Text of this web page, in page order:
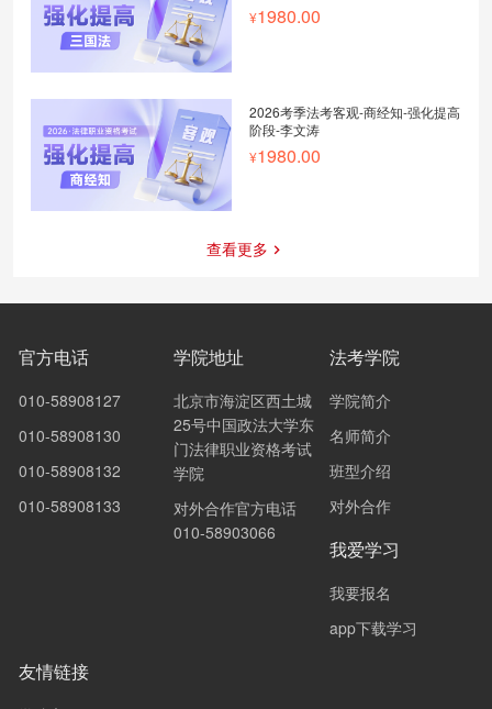
1980.00
2026考季法考客观-商经知-强化提高
阶段-李文涛
1980.00
查看更多
官方电话
010-58908127
010-58908130
010-58908132
010-58908133
学院地址
北京市海淀区西土城
25号中国政法大学东
门法律职业资格考试
学院
对外合作官方电话
010-58903066
法考学院
学院简介
名师简介
班型介绍
对外合作
我爱学习
我要报名
app下载学习
友情链接